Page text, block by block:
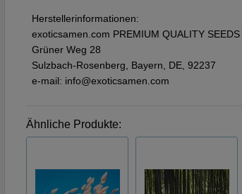
Herstellerinformationen:
exoticsamen.com PREMIUM QUALITY SEEDS
Grüner Weg 28
Sulzbach-Rosenberg, Bayern, DE, 92237
e-mail: info@exoticsamen.com
Ähnliche Produkte: